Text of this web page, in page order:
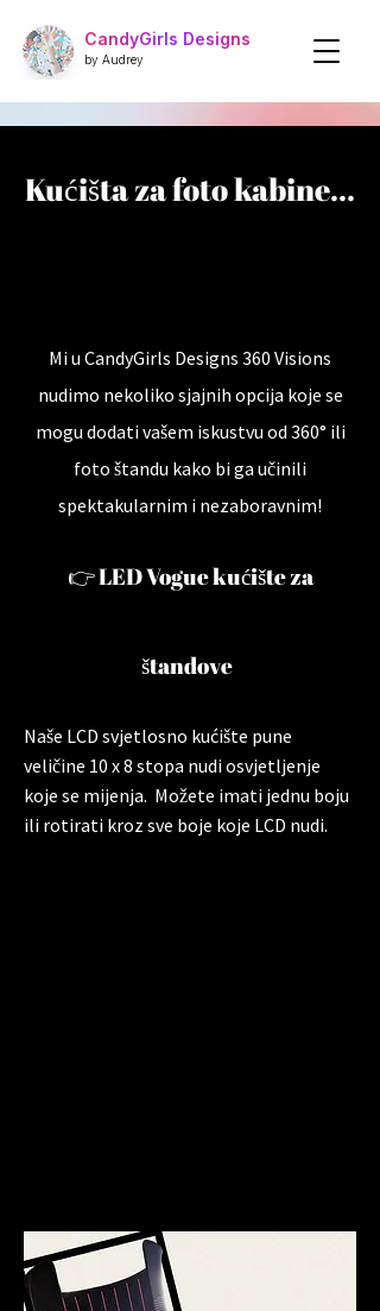
CandyGirls Designs
by Audrey
Kućišta za foto kabine..​.
Mi u CandyGirls Designs 360 Visions
nudimo nekoliko sjajnih opcija koje se
mogu dodati vašem iskustvu od 360° ili
foto štandu kako bi ga učinili
spektakularnim i nezaboravnim!
👉 LED Vogue kućište za
štandove
Naše LCD svjetlosno kućište pune
veličine 10 x 8 stopa nudi osvjetljenje
koje se mijenja. Možete imati jednu boju
ili rotirati kroz sve boje koje LCD nudi.